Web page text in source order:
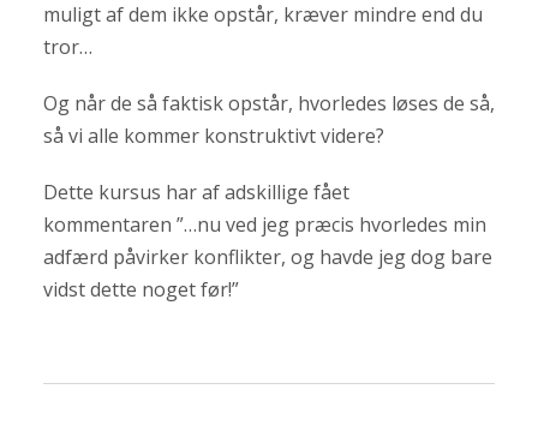
muligt af dem ikke opstår, kræver mindre end du
tror…
Og når de så faktisk opstår, hvorledes løses de så,
så vi alle kommer konstruktivt videre?
Dette kursus har af adskillige fået
kommentaren ”…nu ved jeg præcis hvorledes min
adfærd påvirker konflikter, og havde jeg dog bare
vidst dette noget før!”